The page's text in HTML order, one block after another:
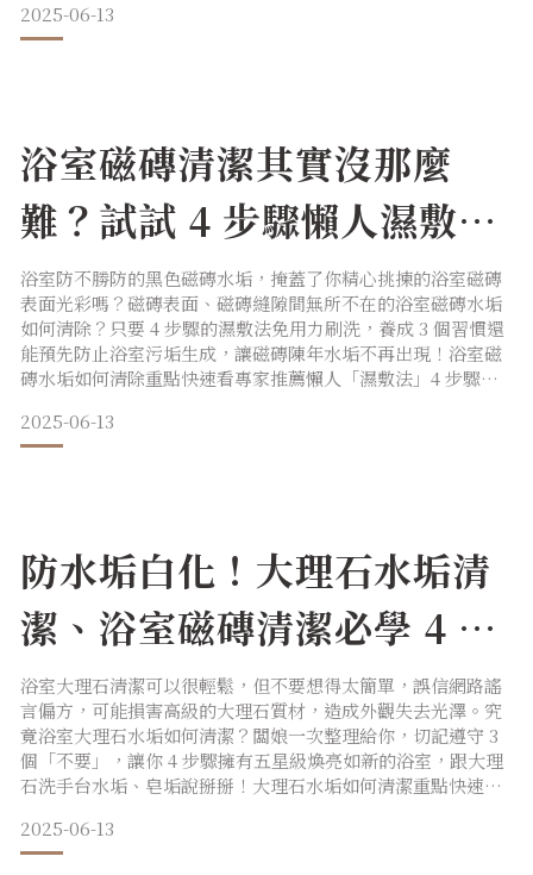
就藏在浴室廁所的細節裡。你敢掀開馬桶蓋嗎？你是否也討厭
面對馬桶，馬桶內的黃色尿垢，還有暗灰色的水垢，都令人感
2025-06-13
浴室磁磚清潔其實沒那麼
難？試試 4 步驟懶人濕敷
法，輕鬆清除浴室地板黑
垢！
浴室防不勝防的黑色磁磚水垢，掩蓋了你精心挑揀的浴室磁磚
表面光彩嗎？磁磚表面、磁磚縫隙間無所不在的浴室磁磚水垢
如何清除？只要 4 步驟的濕敷法免用力刷洗，養成 3 個習慣還
能預先防止浴室污垢生成，讓磁磚陳年水垢不再出現！浴室磁
磚水垢如何清除重點快速看專家推薦懶人「濕敷法」4 步驟解
加強濕敷磁磚陳年水垢等處靜置 3 至 5 分鐘後用清水沖洗沖洗
後，擦乾表面保持浴室乾燥的環境 如何挑選磁磚水垢清潔劑？
2025-06-13
防水垢白化！大理石水垢清
潔、浴室磁磚清潔必學 4 種
方法
浴室大理石清潔可以很輕鬆，但不要想得太簡單，誤信網路謠
言偏方，可能損害高級的大理石質材，造成外觀失去光澤。究
竟浴室大理石水垢如何清潔？闆娘一次整理給你，切記遵守 3
個「不要」，讓你 4 步驟擁有五星級煥亮如新的浴室，跟大理
石洗手台水垢、皂垢說掰掰！大理石水垢如何清潔重點快速看
堅硬並有許多毛細孔的材質，適用中性的溫和清潔方式。清潔
大理石皂垢、水垢絕對不可以做的 3 件事：不要接觸酸性
2025-06-13